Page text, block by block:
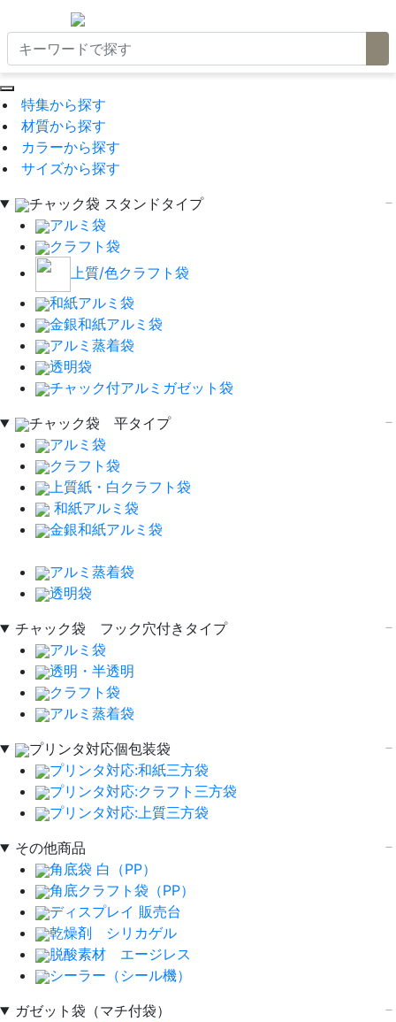
特集から探す
材質から探す
カラーから探す
サイズから探す
チャック袋 スタンドタイプ
アルミ袋
クラフト袋
上質/色クラフト袋
和紙アルミ袋
金銀和紙アルミ袋
アルミ蒸着袋
透明袋
チャック付アルミガゼット袋
チャック袋 平タイプ
アルミ袋
クラフト袋
上質紙・白クラフト袋
和紙アルミ袋
金銀和紙アルミ袋
アルミ蒸着袋
透明袋
チャック袋 フック穴付きタイプ
アルミ袋
透明・半透明
クラフト袋
アルミ蒸着袋
プリンタ対応個包装袋
プリンタ対応:和紙三方袋
プリンタ対応:クラフト三方袋
プリンタ対応:上質三方袋
その他商品
角底袋 白（PP）
角底クラフト袋（PP）
ディスプレイ 販売台
乾燥剤 シリカゲル
脱酸素材 エージレス
シーラー（シール機）
ガゼット袋（マチ付袋）